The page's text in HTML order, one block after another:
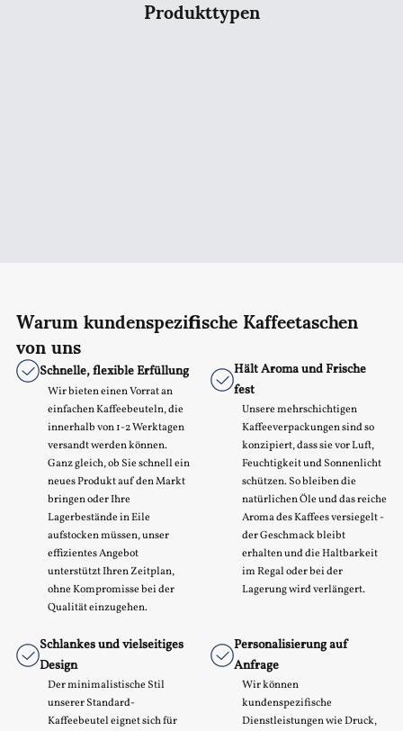
Produkttypen
Warum kundenspezifische Kaffeetaschen
von uns
Schnelle, flexible Erfüllung
Wir bieten einen Vorrat an
einfachen Kaffeebeuteln, die
innerhalb von 1-2 Werktagen
versandt werden können.
Ganz gleich, ob Sie schnell ein
neues Produkt auf den Markt
bringen oder Ihre
Lagerbestände in Eile
aufstocken müssen, unser
effizientes Angebot
unterstützt Ihren Zeitplan,
ohne Kompromisse bei der
Qualität einzugehen.
Hält Aroma und Frische
fest
Unsere mehrschichtigen
Kaffeeverpackungen sind so
konzipiert, dass sie vor Luft,
Feuchtigkeit und Sonnenlicht
schützen. So bleiben die
natürlichen Öle und das reiche
Aroma des Kaffees versiegelt -
der Geschmack bleibt
erhalten und die Haltbarkeit
im Regal oder bei der
Lagerung wird verlängert.
Schlankes und vielseitiges
Design
Der minimalistische Stil
unserer Standard-
Kaffeebeutel eignet sich für
Personalisierung auf
Anfrage
Wir können
kundenspezifische
Dienstleistungen wie Druck,